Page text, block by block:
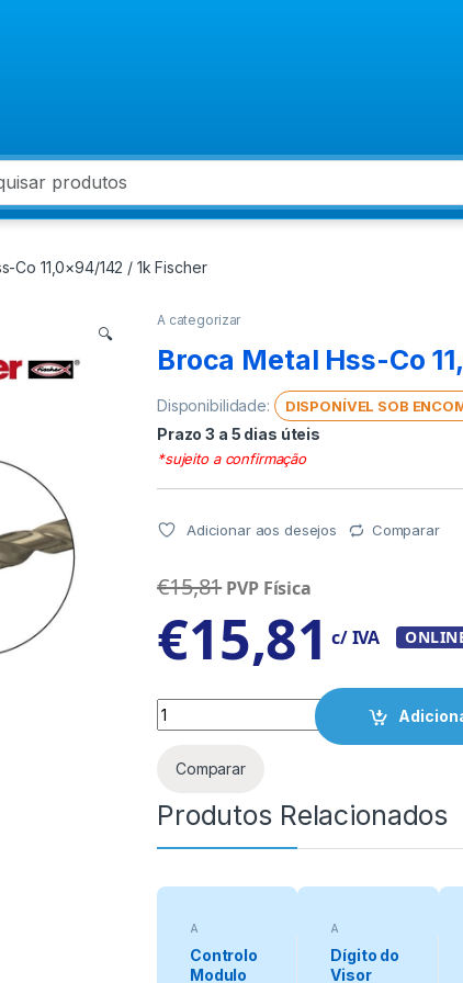
for:
Co 11,0×94/142 / 1k Fischer
🔍
A categorizar
Broca Metal Hss-Co
Disponibilidade: DISPONÍVEL SOB
Prazo 3 a 5 dias úteis
*sujeito a confirmação
Adicionar aos desejos Comparar
€15,81 PVP Física
€15,81 c/ IVA
Quantity
Comparar
Produtos Relacionados
A
categorizar
Controlo
Modulo
A
categorizar
Dígito do
Visor